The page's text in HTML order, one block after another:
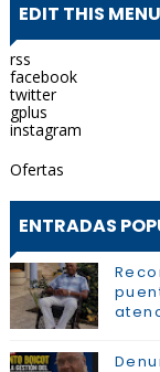
EDIT THIS MENU
rss
facebook
twitter
gplus
instagram
Ofertas
ENTRADAS